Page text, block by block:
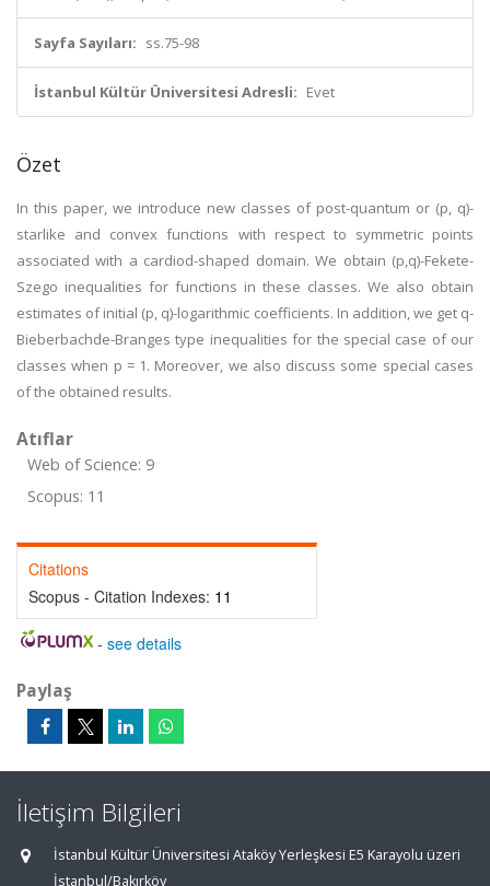
Sayfa Sayıları: ss.75-98
İstanbul Kültür Üniversitesi Adresli: Evet
Özet
In this paper, we introduce new classes of post-quantum or (p, q)-
starlike and convex functions with respect to symmetric points
associated with a cardiod-shaped domain. We obtain (p,q)-Fekete-
Szego inequalities for functions in these classes. We also obtain
estimates of initial (p, q)-logarithmic coefficients. In addition, we get q-
Bieberbachde-Branges type inequalities for the special case of our
classes when p = 1. Moreover, we also discuss some special cases
of the obtained results.
Atıflar
Web of Science: 9
Scopus: 11
Citations
Scopus - Citation Indexes: 11
- see details
Paylaş
İletişim Bilgileri
İstanbul Kültür Üniversitesi Ataköy Yerleşkesi E5 Karayolu üzeri
İstanbul/Bakırköy